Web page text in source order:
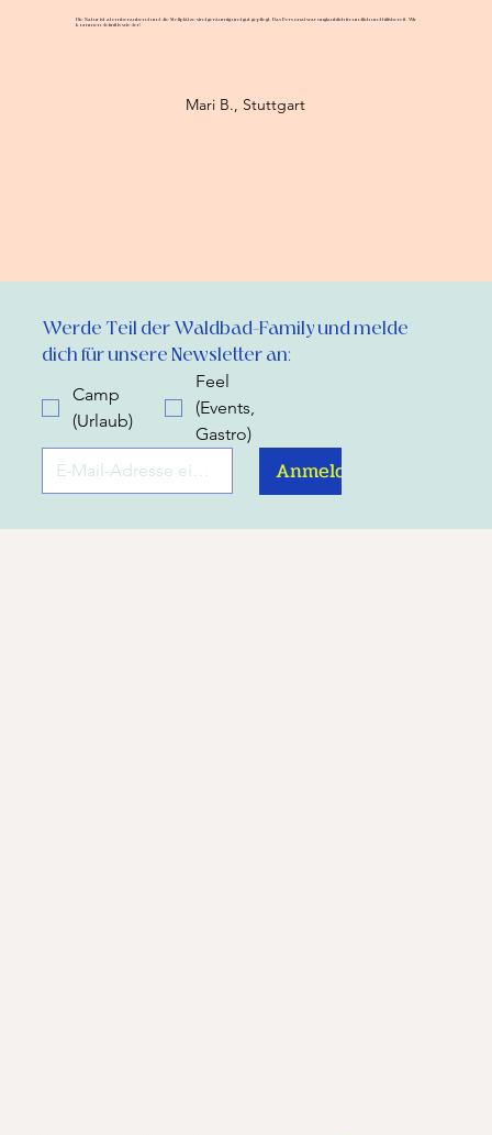
Die Natur ist atemberaubend und die Stellplätze sind geräumig und gut gepflegt. Das Personal war unglaublich freundlich und hilfsbereit. Wir
kommen definitiv wieder!
Mari B., Stuttgart
Werde Teil der Waldbad-Family und melde
dich für unsere Newsletter an:
Camp
(Urlaub)
Feel
(Events,
Gastro)
Anmelden